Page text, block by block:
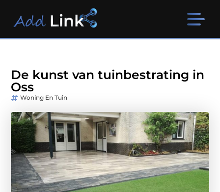
De kunst van tuinbestrating in
Oss
Woning En Tuin